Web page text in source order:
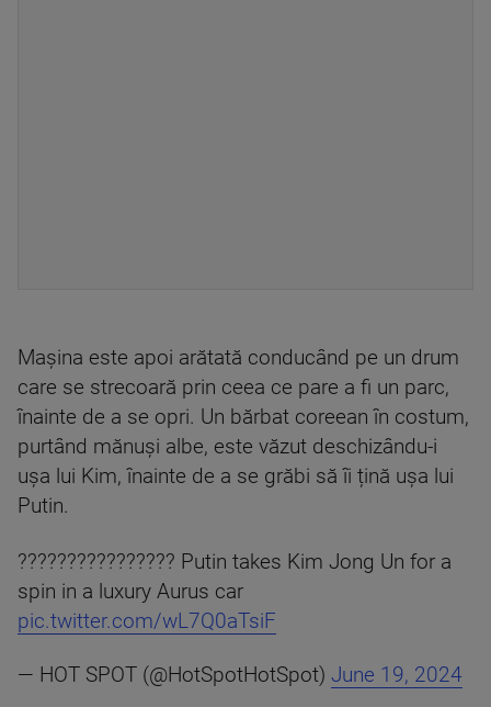
Mașina este apoi arătată conducând pe un drum
care se strecoară prin ceea ce pare a fi un parc,
înainte de a se opri. Un bărbat coreean în costum,
purtând mănuși albe, este văzut deschizându-i
ușa lui Kim, înainte de a se grăbi să îi țină ușa lui
Putin.
???????????????? Putin takes Kim Jong Un for a
spin in a luxury Aurus car
pic.twitter.com/wL7Q0aTsiF
— HOT SPOT (@HotSpotHotSpot) June 19, 2024